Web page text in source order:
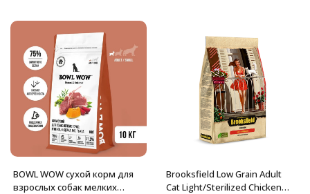
BOWL WOW сухой корм для
взрослых собак мелких
Brooksfield Low Grain Adult
Cat Light/Sterilized Chicken